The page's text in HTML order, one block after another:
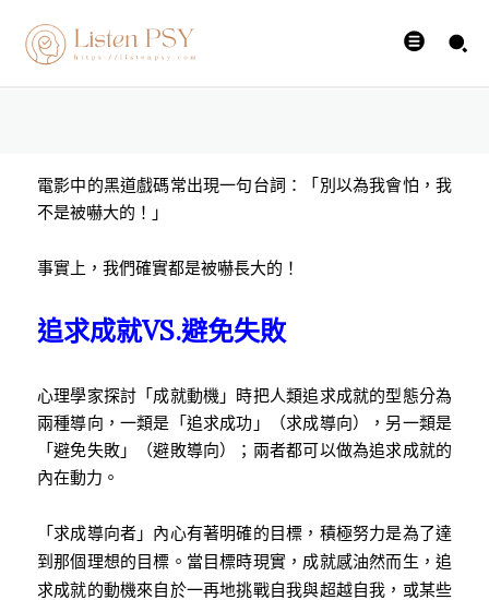
陳志恆諮商心理師 -
電影中的黑道戲碼常出現一句台詞：「別以為我會怕，我
不是被嚇大的！」
事實上，我們確實都是被嚇長大的！
追求成就VS.避免失敗
心理學家探討「成就動機」時把人類追求成就的型態分為
兩種導向，一類是「追求成功」（求成導向），另一類是
「避免失敗」（避敗導向）；兩者都可以做為追求成就的
內在動力。
「求成導向者」內心有著明確的目標，積極努力是為了達
到那個理想的目標。當目標時現實，成就感油然而生，追
求成就的動機來自於一再地挑戰自我與超越自我，或某些